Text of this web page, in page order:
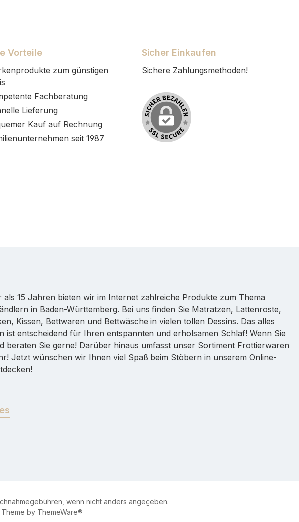
Vorteile
zum günstigen
Fachberatung
Lieferung
Kauf auf Rechnung
seit 1987
Sicher Einkaufen
Sichere Zahlungsmethoden!
15 Jahren bieten wir im Internet zahlreiche Produkte zum Thema
in Baden-Württemberg. Bei uns finden Sie Matratzen, Lattenroste,
Kissen, Bettwaren und Bettwäsche in vielen tollen Dessins. Das alles
entscheidend für Ihren entspannten und erholsamen Schlaf! Wenn Sie
Sie gerne! Darüber hinaus umfasst unser Sortiment Frottierwaren
Jetzt wünschen wir Ihnen viel Spaß beim Stöbern in unserem Online-
wenn nicht anders angegeben.
by ThemeWare®